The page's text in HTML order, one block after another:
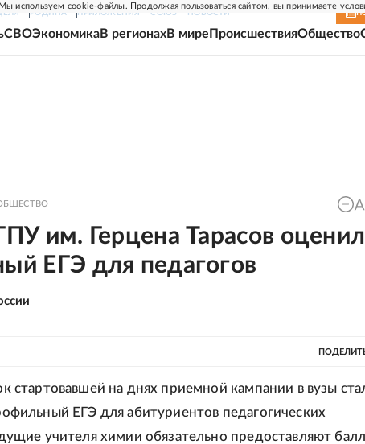
Мы используем cookie-файлы. Продолжая пользоваться сайтом, вы принимаете
РОДИНА ПРИЛОЖЕНИЯ СОЮЗ НОВОСТИ
СВОЭкономикаВ регионахВ мире ПроисшествияОбщество
им. Герцена Тарасов оценил
ЕГЭ для педагогов
стартовавшей на днях приемной кампании в вузы
ЕГЭ для абитуриентов педагогических
учителя химии обязательно предоставляют